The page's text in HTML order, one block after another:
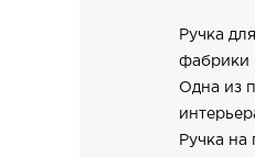
Ручка
фабрики
Одна из
Ручка на